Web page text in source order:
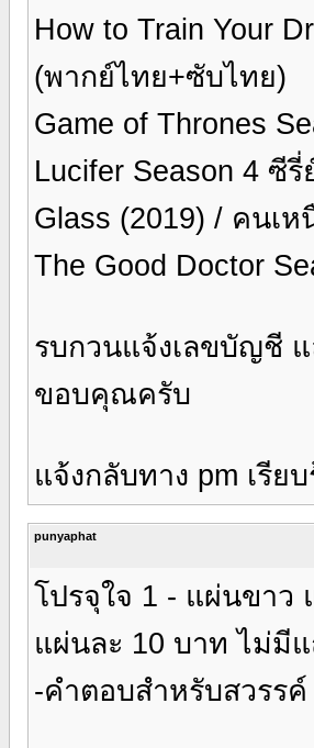
How to Train Your
(พากย์ไทย+ซับไทย)
Game of Thrones
Lucifer Season 4 ซี
Glass (2019) / คนเ
The Good Doctor
รบกวนแจ้งเลขบัญชี
ขอบคุณครับ
แจ้งกลับทาง pm เรีย
punyaphat
โปรจุใจ 1 - แผ่นขาว
แผ่นละ 10 บาท ไม่มี
-คำตอบสำหรับสวรร